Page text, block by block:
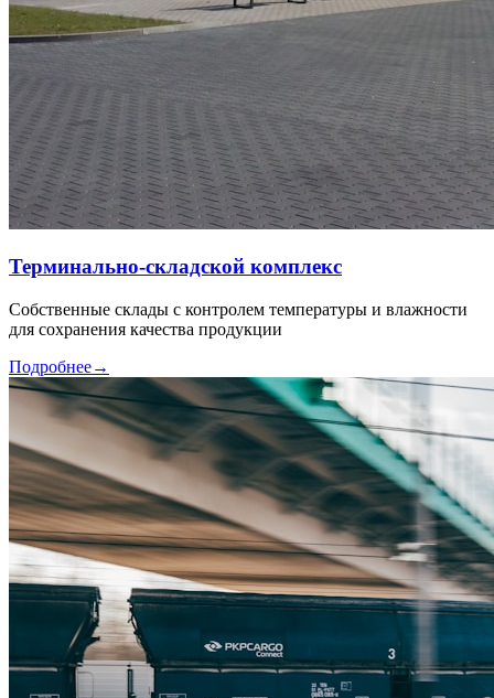
Терминально-складской комплекс
Собственные склады с контролем температуры и влажности
для сохранения качества продукции
Подробнее→